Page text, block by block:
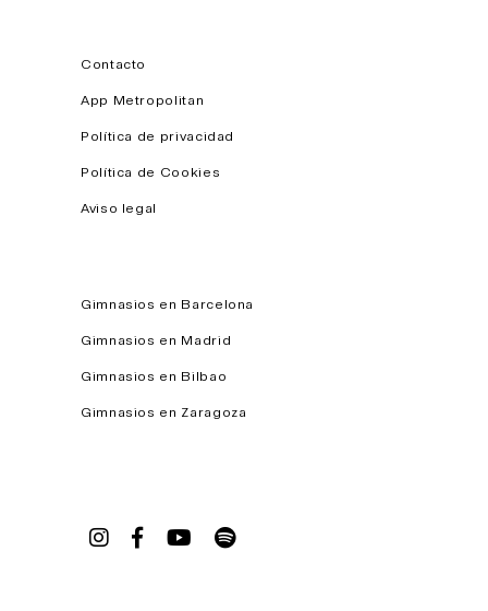
Contacto
App Metropolitan
Política de privacidad
Política de Cookies
Aviso legal
Gimnasios en Barcelona
Gimnasios en Madrid
Gimnasios en Bilbao
Gimnasios en Zaragoza